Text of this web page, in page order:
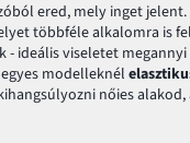
ered, mely inget
többféle alkalomra is
ideális viseletet
modelleknél
nőies